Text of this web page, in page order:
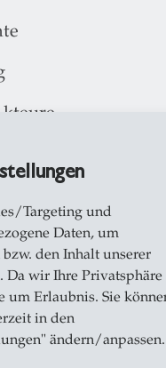
Targeting und
Daten, um
den Inhalt unserer
Da wir Ihre Privatsphäre
um Erlaubnis. Sie
in den
ändern/anpassen.
Carroll School of
on Human
Professor im
in Toronto
im